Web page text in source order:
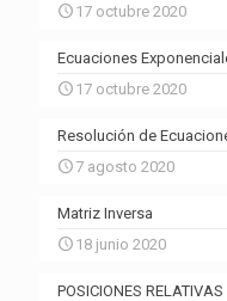
17 octubre 2020
Ecuaciones
17 octubre 2020
Resolución de
7 agosto 2020
Matriz Inversa
18 junio 2020
POSICIONES